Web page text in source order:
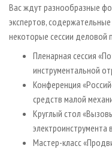
Вас ждут разнообразные
экспертов,
некоторые сессии деловой
Пленарная сессия
инструментальной
Конференция
средств малой
Круглый стол
электроинструмента
Мастер-класс